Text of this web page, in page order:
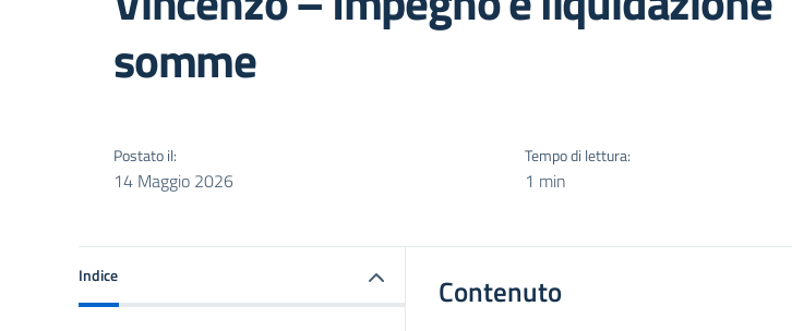
somme
Postato il:
14 Maggio 2026
Tempo di lettura:
1 min
Indice Contenuto